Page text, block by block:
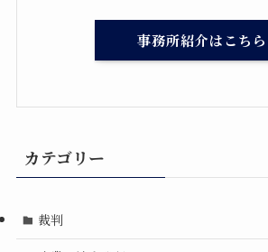
事務所紹介はこちら
カテゴリー
裁判